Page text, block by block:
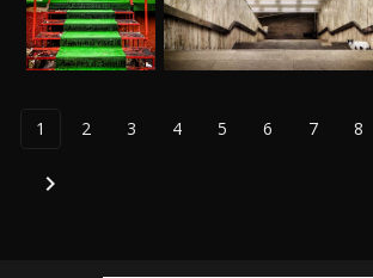
1 2 3 4 5 6 7 8
